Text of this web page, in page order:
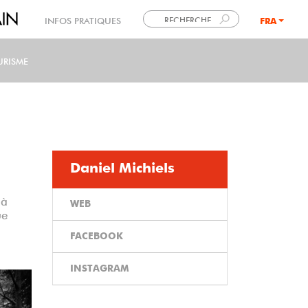
INFOS PRATIQUES FRA
Daniel Michiels
WEB
FACEBOOK
INSTAGRAM